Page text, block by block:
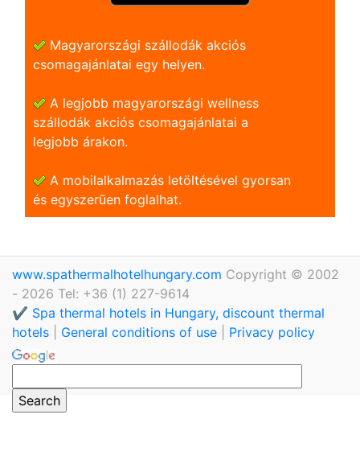
Magyarországi szállodák akciós
csomagajánlatai egy helyen.
A legjobb magyarországi wellness
szállodák akciós csomagajánlatai a
legjobb árakon.
A mobilalkalmazás letöltésével gyorsan
és egyszerũen foglalhat.
www.spathermalhotelhungary.com Copyright © 2002
- 2026 Tel: +36 (1) 227-9614
✔️ Spa thermal hotels in Hungary, discount thermal
hotels
General conditions of use Privacy policy